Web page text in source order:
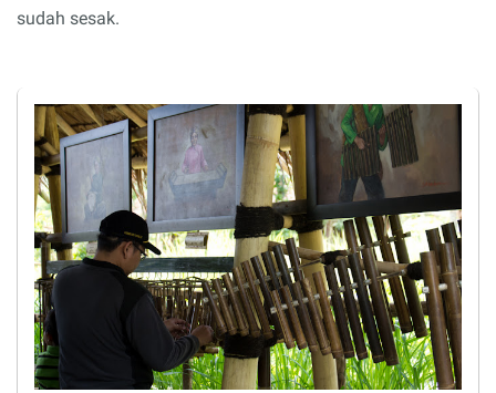
sudah sesak.